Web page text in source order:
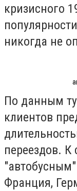
кризисного
никогда не
По данным
клиентов
переездов.
Франция,